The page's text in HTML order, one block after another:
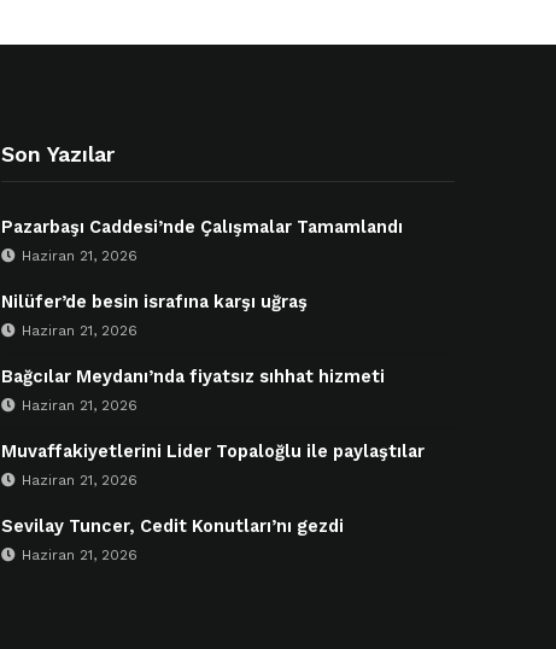
Son Yazılar
Pazarbaşı Caddesi’nde Çalışmalar Tamamlandı
Haziran 21, 2026
Nilüfer’de besin israfına karşı uğraş
Haziran 21, 2026
Bağcılar Meydanı’nda fiyatsız sıhhat hizmeti
Haziran 21, 2026
Muvaffakiyetlerini Lider Topaloğlu ile paylaştılar
Haziran 21, 2026
Sevilay Tuncer, Cedit Konutları’nı gezdi
Haziran 21, 2026